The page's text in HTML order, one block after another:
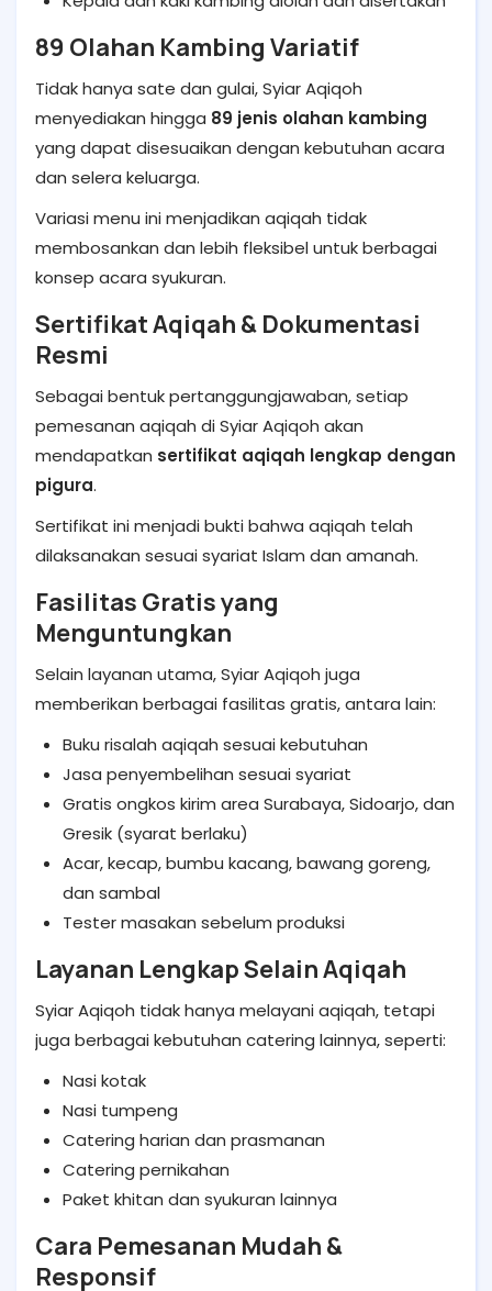
89 Olahan Kambing Variatif
Tidak hanya sate dan gulai, Syiar Aqiqoh
menyediakan hingga 89 jenis olahan kambing
yang dapat disesuaikan dengan kebutuhan acara
dan selera keluarga.
Variasi menu ini menjadikan aqiqah tidak
membosankan dan lebih fleksibel untuk berbagai
konsep acara syukuran.
Sertifikat Aqiqah & Dokumentasi
Resmi
Sebagai bentuk pertanggungjawaban, setiap
pemesanan aqiqah di Syiar Aqiqoh akan
mendapatkan sertifikat aqiqah lengkap dengan
pigura.
Sertifikat ini menjadi bukti bahwa aqiqah telah
dilaksanakan sesuai syariat Islam dan amanah.
Fasilitas Gratis yang
Menguntungkan
Selain layanan utama, Syiar Aqiqoh juga
memberikan berbagai fasilitas gratis, antara lain:
Buku risalah aqiqah sesuai kebutuhan
Jasa penyembelihan sesuai syariat
Gratis ongkos kirim area Surabaya, Sidoarjo, dan
Gresik (syarat berlaku)
Acar, kecap, bumbu kacang, bawang goreng,
dan sambal
Tester masakan sebelum produksi
Layanan Lengkap Selain Aqiqah
Syiar Aqiqoh tidak hanya melayani aqiqah, tetapi
juga berbagai kebutuhan catering lainnya, seperti:
Nasi kotak
Nasi tumpeng
Catering harian dan prasmanan
Catering pernikahan
Paket khitan dan syukuran lainnya
Cara Pemesanan Mudah &
Responsif